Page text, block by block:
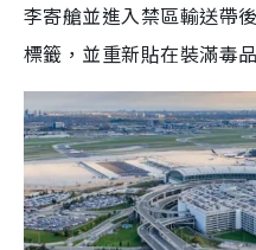
李寄艙並進入禁區輸送帶
標籤，並重新貼在裝滿毒